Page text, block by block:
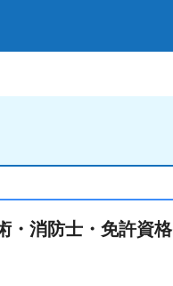
・消防士・免許資格